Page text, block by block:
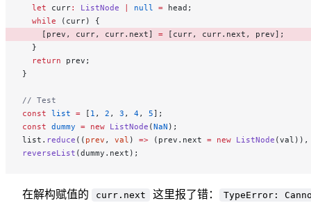
  let
curr: ListNode | null = head;
  while
(curr) {
    [prev, curr, curr.next]
= [curr, curr.next, prev];
  }
  return
prev;
}
// Test
const list = [ 1 , 2 , 3 , 4, 5];
const dummy = new ListNode (NaN );
list. reduce (( prev , val ) => (prev.next = new ListNode (val)),
reverseList (dummy.next);
在解构赋值的 curr.next 这里报了错：
TypeError: